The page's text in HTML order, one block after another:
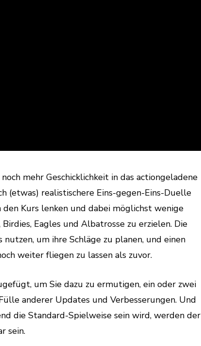
mehr Geschicklichkeit in das actiongeladene
(etwas) realistischere Eins-gegen-Eins-Duelle
Kurs lenken und dabei möglichst wenige
Eagles und Albatrosse zu erzielen. Die
um ihre Schläge zu planen, und einen
weiter fliegen zu lassen als zuvor.
um Sie dazu zu ermutigen, ein oder zwei
anderer Updates und Verbesserungen. Und
die Standard-Spielweise sein wird, werden der
sein.